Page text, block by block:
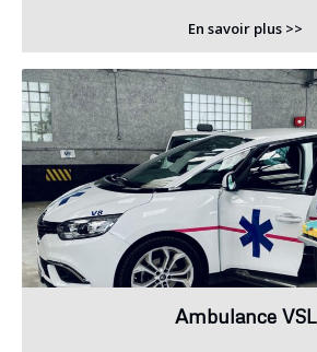
En savoir plus >>
Ambulance VSL